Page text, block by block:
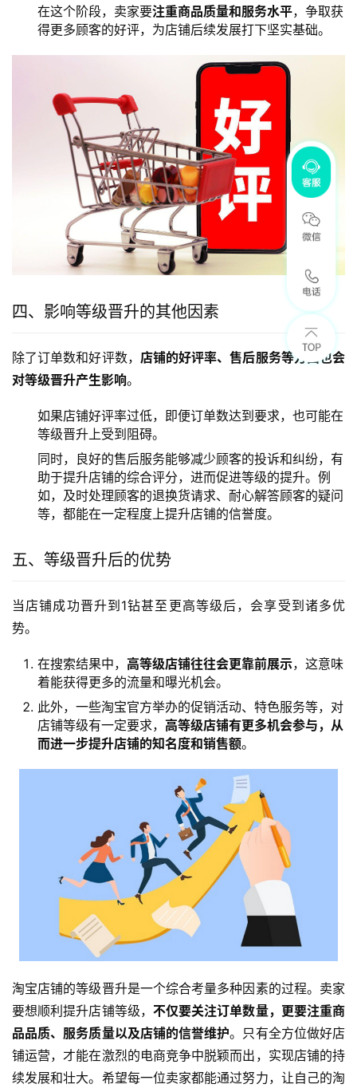
在这个阶段，卖家要注重商品质量和服务水平，争取获
得更多顾客的好评，为店铺后续发展打下坚实基础。
四、影响等级晋升的其他因素
除了订单数和好评数， 店铺的好评率、售后服务等方面也会
对等级晋升产生影响。
如果店铺好评率过低，即便订单数达到要求，也可能在
等级晋升上受到阻碍。
同时，良好的售后服务能够减少顾客的投诉和纠纷，有
助于提升店铺的综合评分，进而促进等级的提升。例
如，及时处理顾客的退换货请求、耐心解答顾客的疑问
等，都能在一定程度上提升店铺的信誉度。
五、等级晋升后的优势
当店铺成功晋升到1钻甚至更高等级后，会享受到诸多优
势。
在搜索结果中， 高等级店铺往往会更靠前展示，这意味
着能获得更多的流量和曝光机会。
此外，一些淘宝官方举办的促销活动、特色服务等，对
店铺等级有一定要求， 高等级店铺有更多机会参与，从
而进一步提升店铺的知名度和销售额。
淘宝店铺的等级晋升是一个综合考量多种因素的过程。卖家
要想顺利提升店铺等级， 不仅要关注订单数量，更要注重商
品品质、服务质量以及店铺的信誉维护。只有全方位做好店
铺运营，才能在激烈的电商竞争中脱颖而出，实现店铺的持
续发展和壮大。希望每一位卖家都能通过努力，让自己的淘